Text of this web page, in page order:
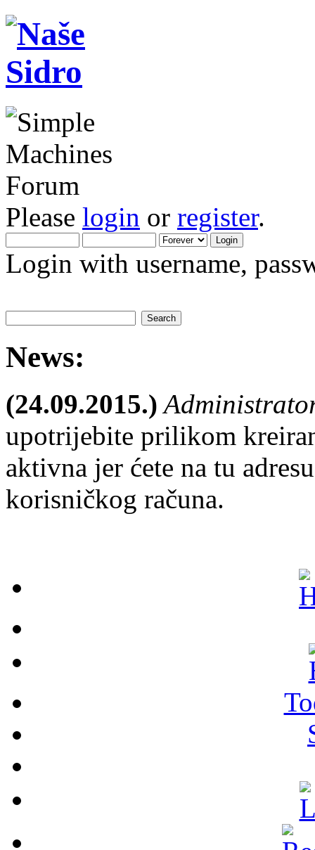
Please login or register.
Login with username,
News:
(24.09.2015.)
upotrijebite prilikom
aktivna jer ćete na tu
korisničkog računa.